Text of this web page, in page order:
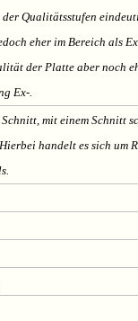
Qualitätsstufen
eher im Bereich als
der Platte aber noch
Ex-.
mit einem Schnitt
handelt es sich um